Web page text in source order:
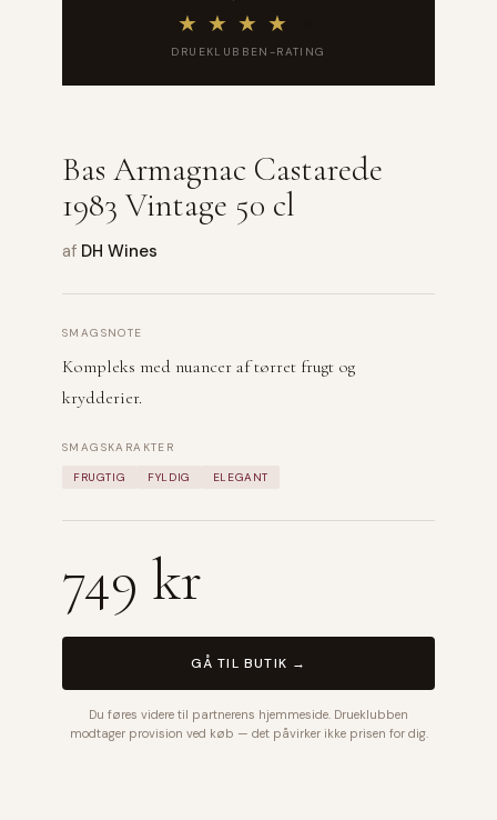
★ ★ ★ ★
DRUEKLUBBEN-RATING
Bas Armagnac Castarede
1983 Vintage 50 cl
af DH Wines
SMAGSNOTE
Kompleks med nuancer af tørret frugt og
krydderier.
SMAGSKARAKTER
FRUGTIG FYLDIG ELEGANT
749 kr
GÅ TIL BUTIK →
Du føres videre til partnerens hjemmeside. Drueklubben
modtager provision ved køb — det påvirker ikke prisen for dig.